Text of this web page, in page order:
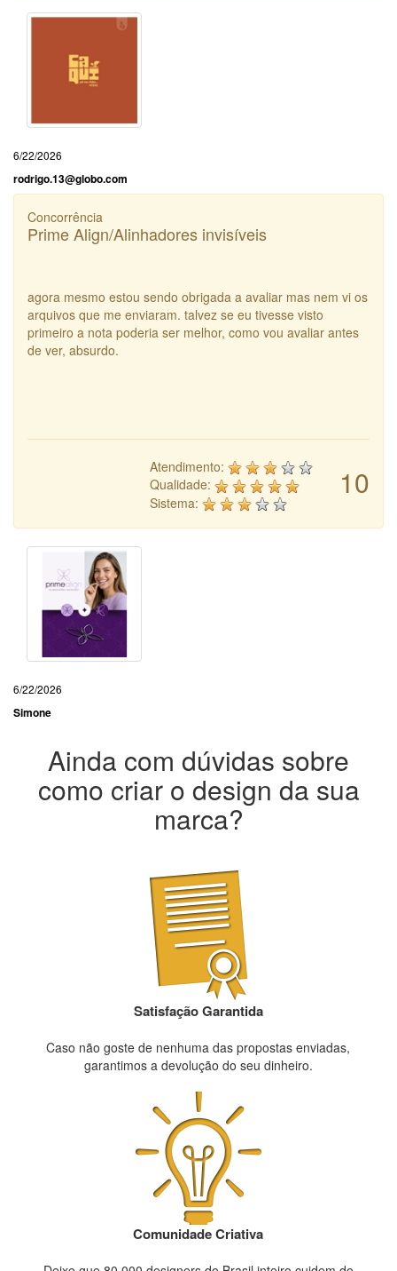
6/22/2026
rodrigo.13@globo.com
Concorrência
Prime Align/Alinhadores invisíveis
agora mesmo estou sendo obrigada a avaliar mas nem vi os
arquivos que me enviaram. talvez se eu tivesse visto
primeiro a nota poderia ser melhor, como vou avaliar antes
de ver, absurdo.
10
Atendimento:
Qualidade:
Sistema:
6/22/2026
Simone
Ainda com dúvidas sobre
como criar o design da sua
marca?
Satisfação Garantida
Caso não goste de nenhuma das propostas enviadas,
garantimos a devolução do seu dinheiro.
Comunidade Criativa